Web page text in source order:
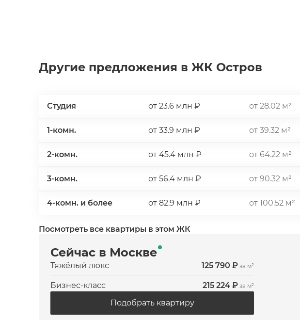
репетиторская. На расстоянии прогулки находятся
работают инновационная школа № 2030, Навка Арена,
будущего, магазины, кафе, пункты выдачи заказов.
строительство Академии хоккея Александра Овечкина.
Другие предложения в ЖК Остров
Студия от 23.6 млн ₽ от 28.02 м²
1-комн. от 33.9 млн ₽ от 39.32 м²
2-комн. от 45.4 млн ₽ от 64.22 м²
3-комн. от 56.4 млн ₽ от 90.32 м²
4-комн. и более от 82.9 млн ₽ от 100.52 м²
Посмотреть все квартиры в этом ЖК
Сейчас в Москве
Тяжёлый люкс 125 790 ₽ за м²
Бизнес-класс 215 224 ₽ за м²
Подобрать квартиру